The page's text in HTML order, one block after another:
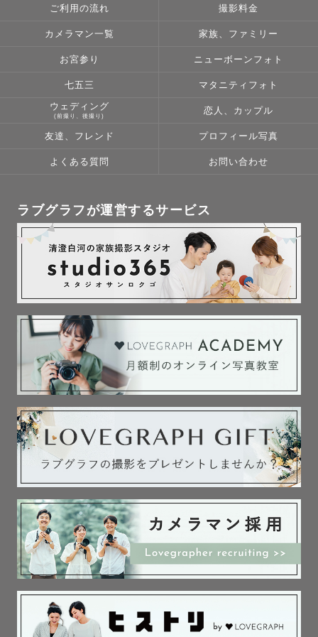
ご利用の流れ 撮影料金
カメラマン一覧 家族、ファミリー
お宮参り ニューボーンフォト
七五三 マタニティフォト
ウェディング
(前撮り、後撮り)
恋人、カップル
友達、フレンド プロフィール写真
よくある質問 お問い合わせ
ラブグラフが運営するサービス